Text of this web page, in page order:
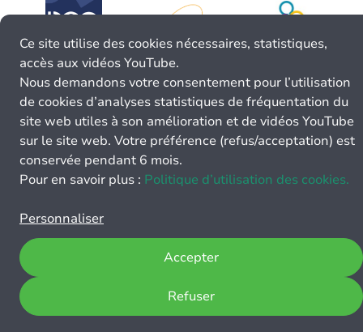
Ce site utilise des cookies nécessaires, statistiques,
accès aux vidéos YouTube.
Nous demandons votre consentement pour l’utilisation
de cookies d’analyses statistiques de fréquentation du
site web utiles à son amélioration et de vidéos YouTube
sur le site web. Votre préférence (refus/acceptation) est
conservée pendant 6 mois.
Pour en savoir plus : Politique d’utilisation des cookies.
Personnaliser
Refuser
Accepter